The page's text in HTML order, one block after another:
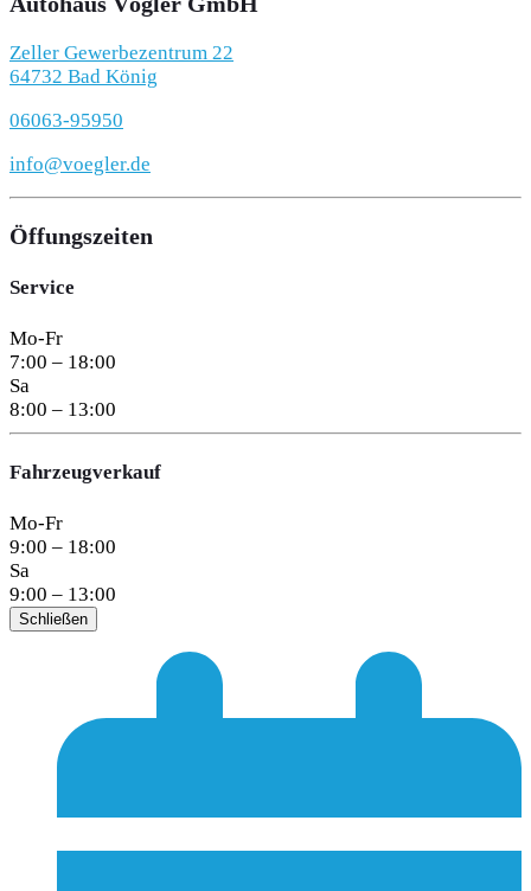
Zeller Gewerbezentrum 22
64732 Bad König
06063-95950
info@voegler.de
Öffungszeiten
Service
Mo-Fr
7:00 – 18:00
Sa
8:00 – 13:00
Fahrzeugverkauf
Mo-Fr
9:00 – 18:00
Sa
9:00 – 13:00
Schließen